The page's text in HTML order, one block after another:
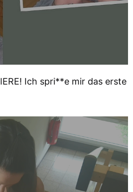
Ich spri**e mir das erste